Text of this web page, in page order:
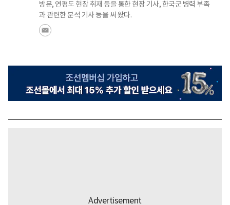
방문, 연평도 현장 취재 등을 통한 현장 기사, 한국군 병력 부족
과 관련한 분석 기사 등을 써 왔다.